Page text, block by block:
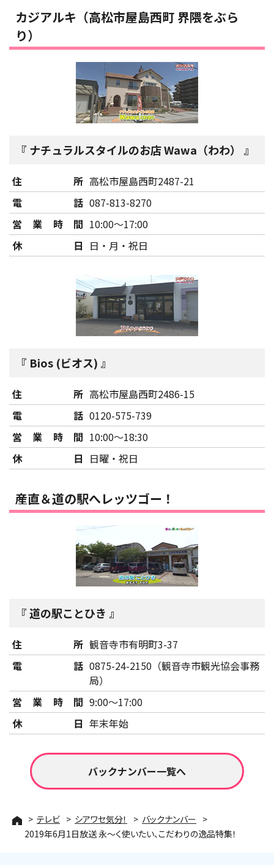
カジアルキ（高松市屋島西町 界隈をぶら
り）
ナチュラルスタイルのお店 Wawa（わわ）
住所 高松市屋島西町2487-21
電話 087-813-8270
営業時間 10:00～17:00
休日 日・月・祝日
Bios (ビオス)
住所 高松市屋島西町2486-15
電話 0120-575-739
営業時間 10:00～18:30
休日 日曜・祝日
産直＆道の駅へレッツゴー！
道の駅ことひき
住所 観音寺市有明町3-37
電話 0875-24-2150（観音寺市観光協会事務
局）
営業時間 9:00～17:00
休日 年末年始
バックナンバー一覧へ
テレビ シアワセ気分！
バックナンバー
2019年6月1日放送 永～く使いたい、こだわりの逸品特集！